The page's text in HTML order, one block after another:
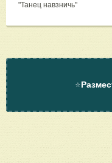
"Танец навзничь"
⭐